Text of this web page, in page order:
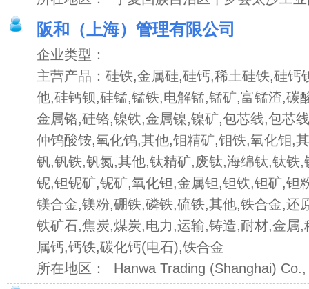
阪和（上海）管理有限公司
企业类型：
主营产品：硅铁,金属硅,硅钙,稀土硅铁,硅钙
他,硅钙钡,硅锰,锰铁,电解锰,锰矿,富锰渣,碳
金属铬,硅铬,镍铁,金属镍,镍矿,包芯线,包芯
仲钨酸铵,氧化钨,其他,钼精矿,钼铁,氧化钼,
钒,钒铁,钒氮,其他,钛精矿,废钛,海绵钛,钛铁,
铌,钽铌矿,铌矿,氧化钽,金属钽,钽铁,钽矿,钽
镁合金,镁粉,硼铁,磷铁,硫铁,其他,铁合金,还
铁矿石,焦炭,煤炭,电力,运输,铸造,耐材,金属,
属钙,钙铁,碳化钙(电石),铁合金
所在地区： Hanwa Trading (Shanghai)